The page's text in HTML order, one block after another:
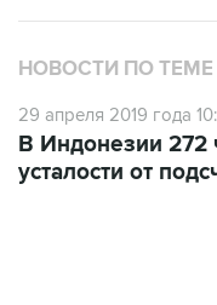
НОВОСТИ ПО ТЕМЕ
29 апреля 2019 года
В Индонезии 272
усталости от